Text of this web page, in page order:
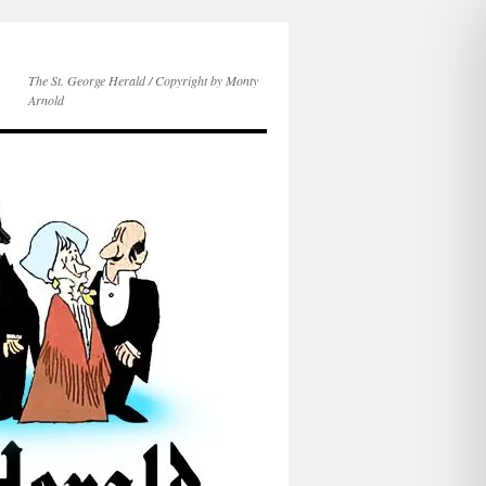
The St. George Herald / Copyright by Monty
Arnold